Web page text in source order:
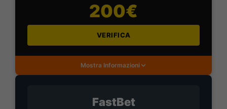
200€
VERIFICA
Mostra Informazioni
FastBet